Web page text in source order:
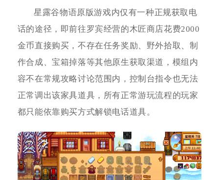
星露谷物语原版游戏内仅有一种正规获取电
话的途径，即前往罗宾经营的木匠商店花费2000
金币直接购买，不存在任务奖励、野外拾取、制
作合成、宝箱掉落等其他原生获取渠道，模组内
容不在常规攻略讨论范围内，控制台指令也无法
正常调出该家具道具，所有正常游玩流程的玩家
都只能依靠购买方式解锁电话道具。